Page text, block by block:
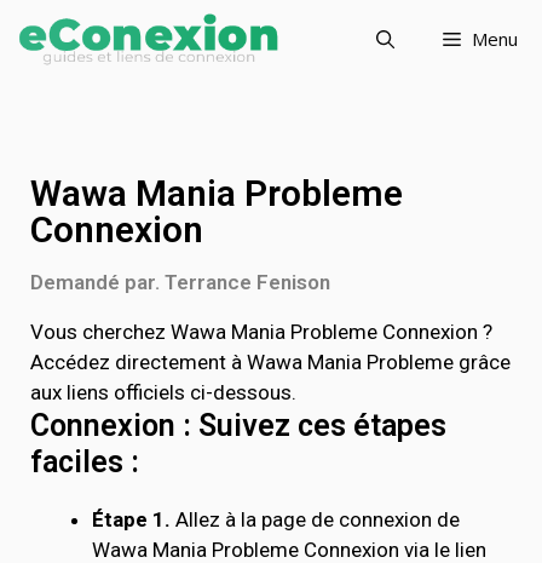
Menu
Wawa Mania Probleme
Connexion
Demandé par. Terrance Fenison
Vous cherchez Wawa Mania Probleme Connexion ?
Accédez directement à Wawa Mania Probleme grâce
aux liens officiels ci-dessous.
Connexion : Suivez ces étapes
faciles :
Étape 1. Allez à la page de connexion de
Wawa Mania Probleme Connexion via le lien